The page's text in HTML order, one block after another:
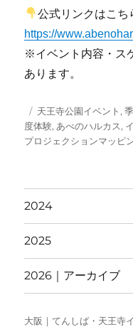
公式リンクはこち
https://
※イベント内容・ス
あります。
投
稿
日:
カ
テ
ゴ
天王寺公園イベント ,
度体験, あべのハルカス,
プロジェクションマッピ
2024
2025
2026｜アーカイブ
大阪｜てんしば・天王寺